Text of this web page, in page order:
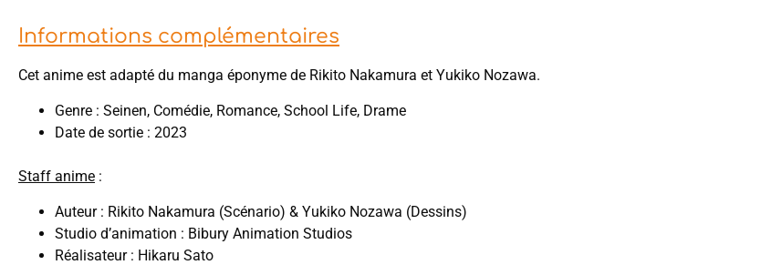
Informations complémentaires
Cet anime est adapté du manga éponyme de Rikito Nakamura et Yukiko Nozawa.
Genre : Seinen, Comédie, Romance, School Life, Drame
Date de sortie : 2023
Staff anime :
Auteur : Rikito Nakamura (Scénario) & Yukiko Nozawa (Dessins)
Studio d’animation : Bibury Animation Studios
Réalisateur : Hikaru Sato